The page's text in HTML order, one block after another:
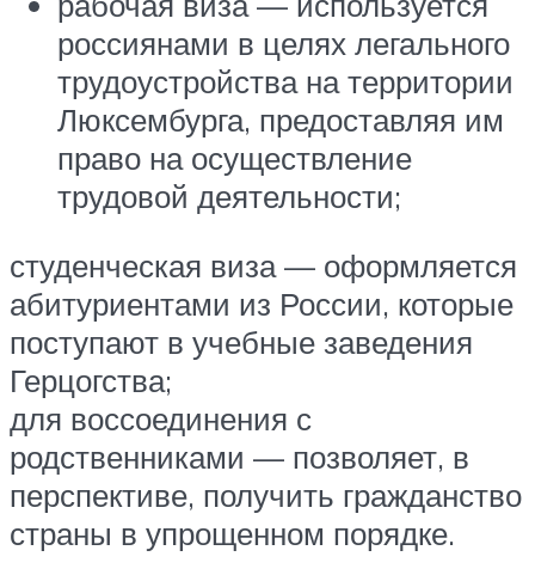
россиянами в целях легального
трудоустройства на территории
Люксембурга, предоставляя им
право на осуществление
трудовой деятельности;
студенческая виза — оформляется
абитуриентами из России, которые
поступают в учебные заведения
Герцогства;
для воссоединения с
родственниками — позволяет, в
перспективе, получить гражданство
страны в упрощенном порядке.